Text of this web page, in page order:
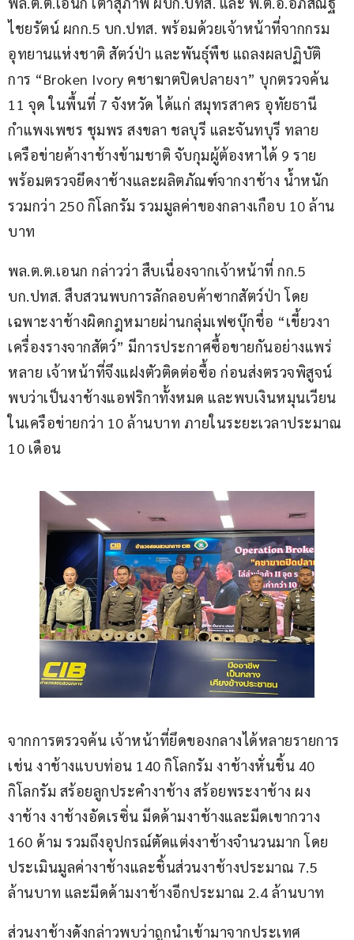
ไชยรัตน์ ผกก.5 บก.ปทส. พร้อมด้วยเจ้าหน้าที่จากกรม
อุทยานแห่งชาติ สัตว์ป่า และพันธุ์พืช แถลงผลปฏิบัติ
การ “Broken Ivory คชาฆาตปิดปลายงา” บุกตรวจค้น
11 จุด ในพื้นที่ 7 จังหวัด ได้แก่ สมุทรสาคร อุทัยธานี
กำแพงเพชร ชุมพร สงขลา ชลบุรี และจันทบุรี ทลาย
เครือข่ายค้างาช้างข้ามชาติ จับกุมผู้ต้องหาได้ 9 ราย
พร้อมตรวจยึดงาช้างและผลิตภัณฑ์จากงาช้าง น้ำหนัก
รวมกว่า 250 กิโลกรัม รวมมูลค่าของกลางเกือบ 10 ล้าน
บาท
พล.ต.ต.เอนก กล่าวว่า สืบเนื่องจากเจ้าหน้าที่ กก.5
บก.ปทส. สืบสวนพบการลักลอบค้าซากสัตว์ป่า โดย
เฉพาะงาช้างผิดกฎหมายผ่านกลุ่มเฟซบุ๊กชื่อ “เขี้ยวงา
เครื่องรางจากสัตว์” มีการประกาศซื้อขายกันอย่างแพร่
หลาย เจ้าหน้าที่จึงแฝงตัวติดต่อซื้อ ก่อนส่งตรวจพิสูจน์
พบว่าเป็นงาช้างแอฟริกาทั้งหมด และพบเงินหมุนเวียน
ในเครือข่ายกว่า 10 ล้านบาท ภายในระยะเวลาประมาณ
10 เดือน
จากการตรวจค้น เจ้าหน้าที่ยึดของกลางได้หลายรายการ
เช่น งาช้างแบบท่อน 140 กิโลกรัม งาช้างหั่นชิ้น 40
กิโลกรัม สร้อยลูกประคำงาช้าง สร้อยพระงาช้าง ผง
งาช้าง งาช้างอัดเรซิ่น มีดด้ามงาช้างและมีดเขากวาง
160 ด้าม รวมถึงอุปกรณ์ตัดแต่งงาช้างจำนวนมาก โดย
ประเมินมูลค่างาช้างและชิ้นส่วนงาช้างประมาณ 7.5
ล้านบาท และมีดด้ามงาช้างอีกประมาณ 2.4 ล้านบาท
ส่วนงาช้างดังกล่าวพบว่าถูกนำเข้ามาจากประเทศ